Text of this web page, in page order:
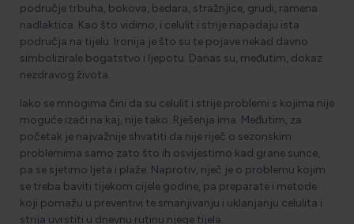
područje trbuha, bokova, bedara, stražnjice, grudi, ramena
nadlaktica. Kao što vidimo, i celulit i strije napadaju ista
područja na tijelu. Ironija je što su te pojave nekad davno
simbolizirale bogatstvo i ljepotu. Danas su, međutim, dokaz
nezdravog života.
Iako se mnogima čini da su celulit i strije problemi s kojima nije
moguće izaći na kaj, nije tako. Rješenja ima. Međutim, za
početak je najvažnije shvatiti da nije riječ o sezonskim
problemima samo zato što ih osvijestimo kad grane sunce,
pa se sjetimo ljeta i plaže. Naprotiv, riječ je o problemu kojim
se treba baviti tijekom cijele godine, pa preparate i metode
koji pomažu u preventivi te smanjivanju i uklanjanju celulita i
strija uvrstiti u dnevnu rutinu njege tijela.